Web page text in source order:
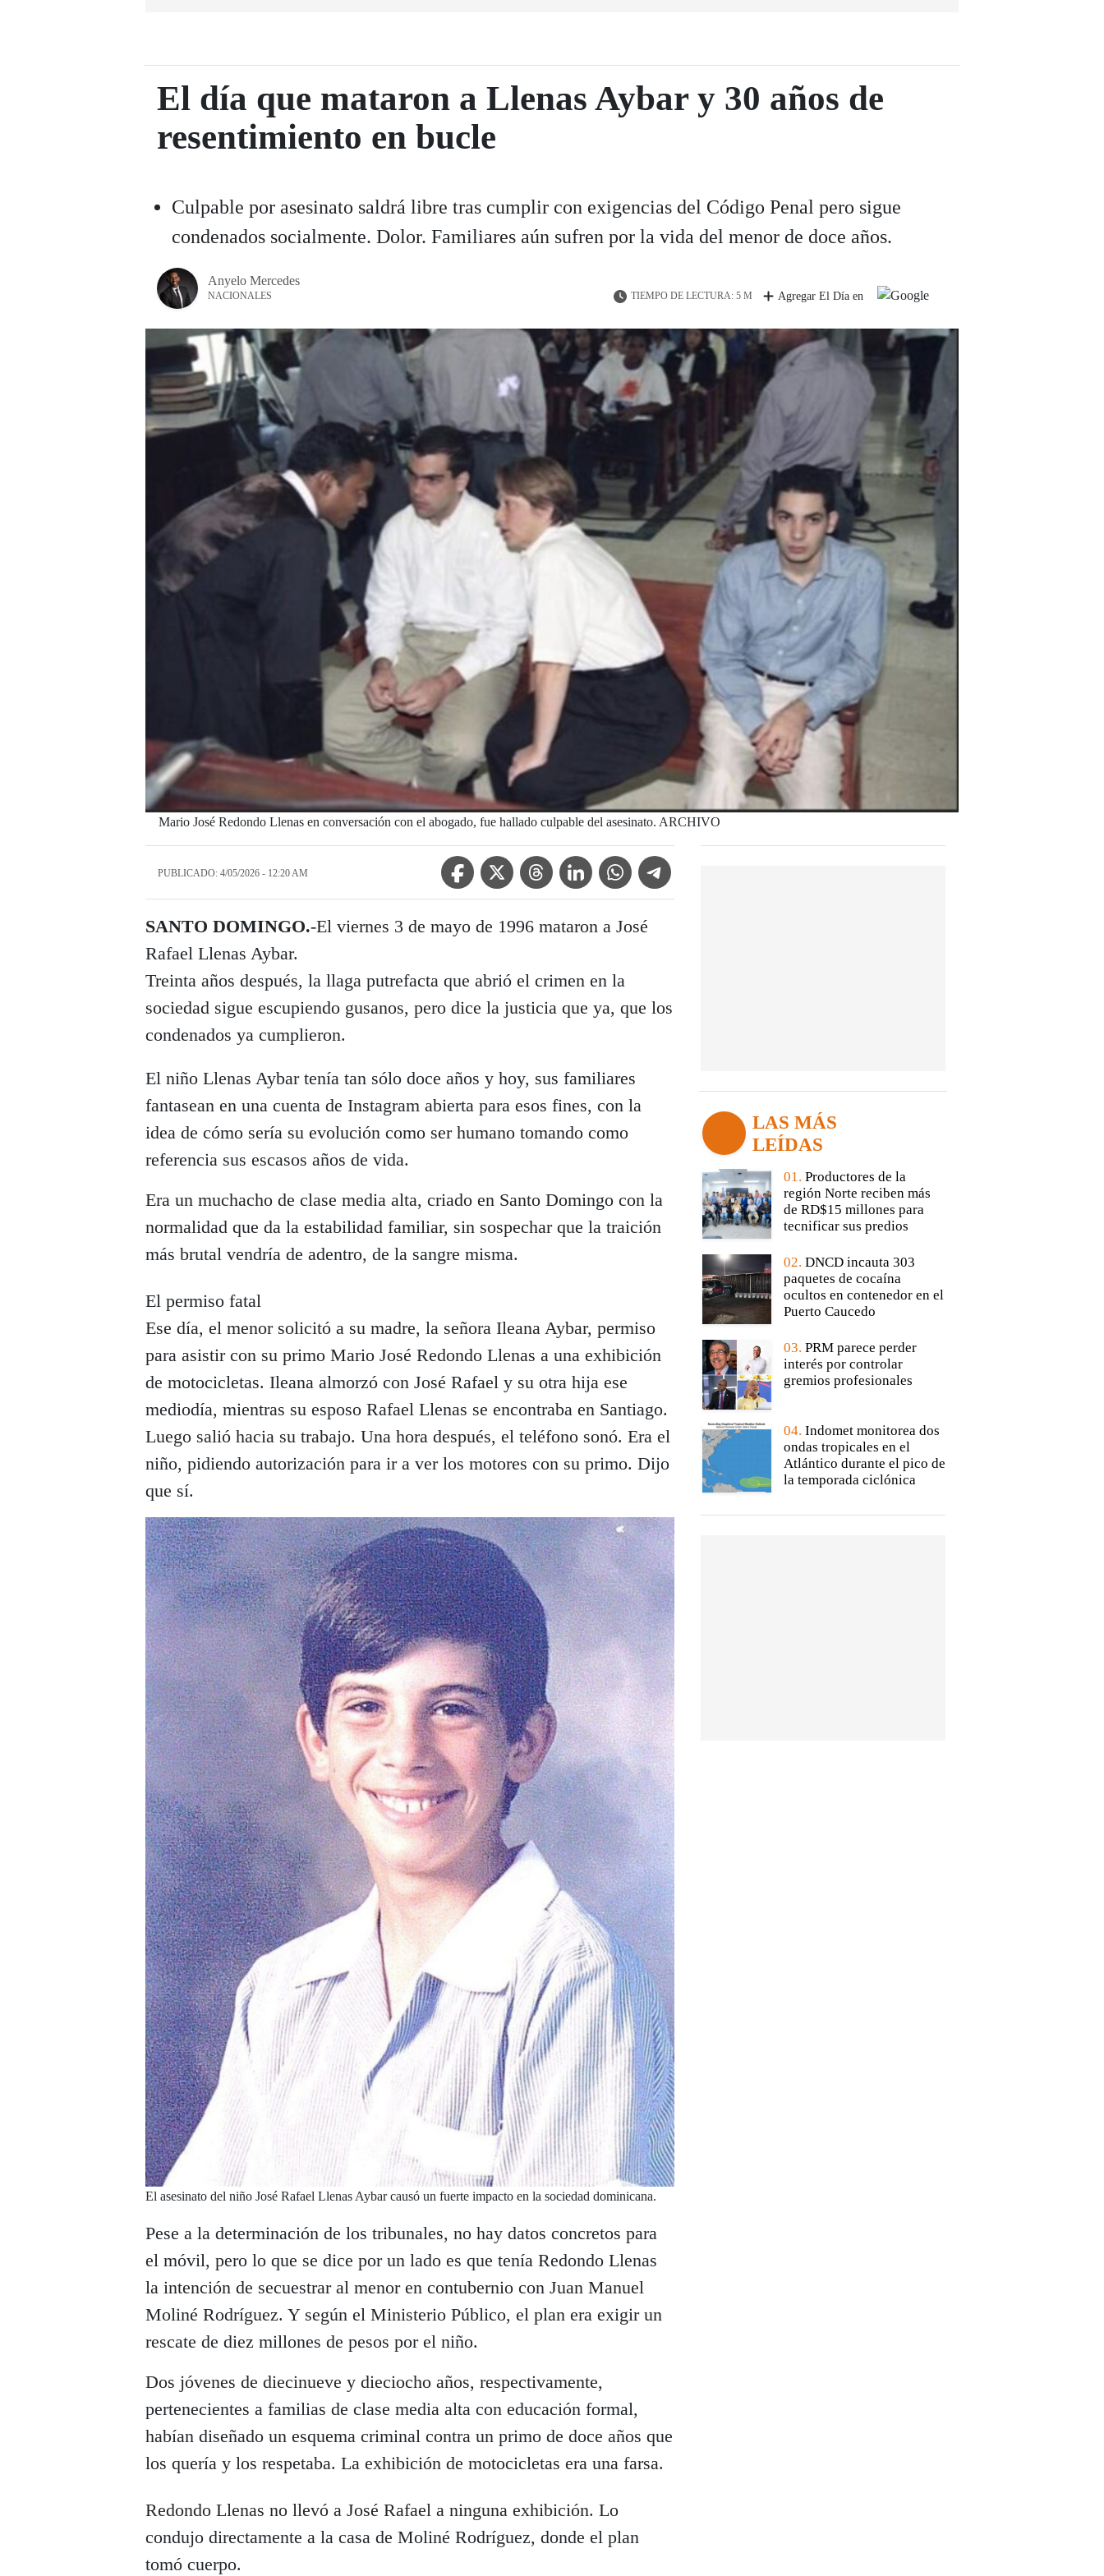
El día que mataron a Llenas Aybar y 30 años de
resentimiento en bucle
Culpable por asesinato saldrá libre tras cumplir con exigencias del Código Penal pero sigue
condenados socialmente. Dolor. Familiares aún sufren por la vida del menor de doce años.
Anyelo Mercedes
NACIONALES TIEMPO DE LECTURA: 5 M Agregar El Día en
Mario José Redondo Llenas en conversación con el abogado, fue hallado culpable del asesinato. ARCHIVO
PUBLICADO: 4/05/2026 - 12:20 AM
Facebook IconTwitter IconThreads IconLinkedin IconWhatsApp IconTelegram Icon
SANTO DOMINGO.-El viernes 3 de mayo de 1996 mataron a José
Rafael Llenas Aybar.
Treinta años después, la llaga putrefacta que abrió el crimen en la
sociedad sigue escupiendo gusanos, pero dice la justicia que ya, que los
condenados ya cumplieron.
El niño Llenas Aybar tenía tan sólo doce años y hoy, sus familiares
fantasean en una cuenta de Instagram abierta para esos fines, con la
idea de cómo sería su evolución como ser humano tomando como
referencia sus escasos años de vida.
Era un muchacho de clase media alta, criado en Santo Domingo con la
normalidad que da la estabilidad familiar, sin sospechar que la traición
más brutal vendría de adentro, de la sangre misma.
El permiso fatal
Ese día, el menor solicitó a su madre, la señora Ileana Aybar, permiso
para asistir con su primo Mario José Redondo Llenas a una exhibición
de motocicletas. Ileana almorzó con José Rafael y su otra hija ese
mediodía, mientras su esposo Rafael Llenas se encontraba en Santiago.
Luego salió hacia su trabajo. Una hora después, el teléfono sonó. Era el
niño, pidiendo autorización para ir a ver los motores con su primo. Dijo
que sí.
El asesinato del niño José Rafael Llenas Aybar causó un fuerte impacto en la sociedad dominicana.
Pese a la determinación de los tribunales, no hay datos concretos para
el móvil, pero lo que se dice por un lado es que tenía Redondo Llenas
la intención de secuestrar al menor en contubernio con Juan Manuel
Moliné Rodríguez. Y según el Ministerio Público, el plan era exigir un
rescate de diez millones de pesos por el niño.
Dos jóvenes de diecinueve y dieciocho años, respectivamente,
pertenecientes a familias de clase media alta con educación formal,
habían diseñado un esquema criminal contra un primo de doce años que
los quería y los respetaba. La exhibición de motocicletas era una farsa.
Redondo Llenas no llevó a José Rafael a ninguna exhibición. Lo
condujo directamente a la casa de Moliné Rodríguez, donde el plan
tomó cuerpo.
LAS MÁS
LEÍDAS
01. Productores de la
región Norte reciben más
de RD$15 millones para
tecnificar sus predios
02. DNCD incauta 303
paquetes de cocaína
ocultos en contenedor en el
Puerto Caucedo
03. PRM parece perder
interés por controlar
gremios profesionales
04. Indomet monitorea dos
ondas tropicales en el
Atlántico durante el pico de
la temporada ciclónica